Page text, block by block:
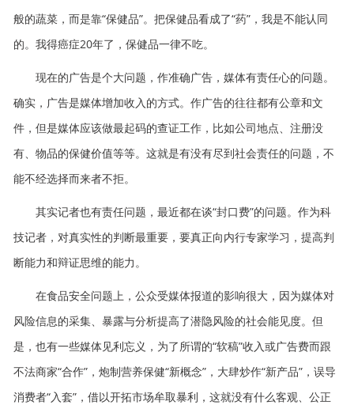
般的蔬菜，而是靠“保健品”。把保健品看成了“药”，我是不能认同
的。我得癌症20年了，保健品一律不吃。
现在的广告是个大问题，作准确广告，媒体有责任心的问题。
确实，广告是媒体增加收入的方式。作广告的往往都有公章和文
件，但是媒体应该做最起码的查证工作，比如公司地点、注册没
有、物品的保健价值等等。这就是有没有尽到社会责任的问题，不
能不经选择而来者不拒。
其实记者也有责任问题，最近都在谈“封口费”的问题。作为科
技记者，对真实性的判断最重要，要真正向内行专家学习，提高判
断能力和辩证思维的能力。
在食品安全问题上，公众受媒体报道的影响很大，因为媒体对
风险信息的采集、暴露与分析提高了潜隐风险的社会能见度。但
是，也有一些媒体见利忘义，为了所谓的“软稿”收入或广告费而跟
不法商家“合作”，炮制营养保健“新概念”，大肆炒作“新产品”，误导
消费者“入套”，借以开拓市场牟取暴利，这就没有什么客观、公正